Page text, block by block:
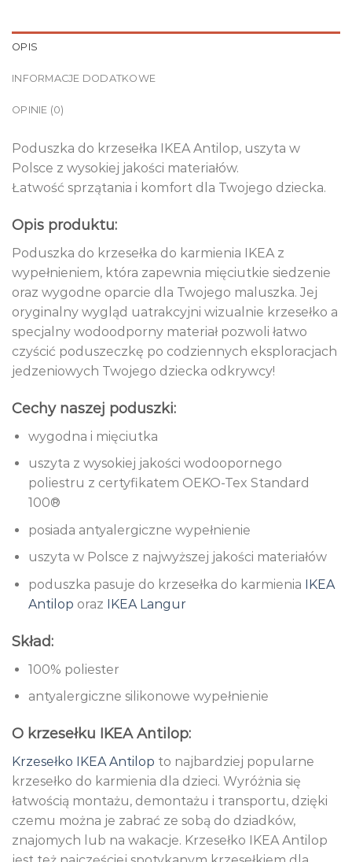
OPIS
INFORMACJE DODATKOWE
OPINIE (0)
Poduszka do krzesełka IKEA Antilop, uszyta w
Polsce z wysokiej jakości materiałów.
Łatwość sprzątania i komfort dla Twojego dziecka.
Opis produktu:
Poduszka do krzesełka do karmienia IKEA z
wypełnieniem, która zapewnia mięciutkie siedzenie
oraz wygodne oparcie dla Twojego maluszka. Jej
oryginalny wygląd uatrakcyjni wizualnie krzesełko a
specjalny wodoodporny materiał pozwoli łatwo
czyścić poduszeczkę po codziennych eksploracjach
jedzeniowych Twojego dziecka odkrywcy!
Cechy naszej poduszki:
wygodna i mięciutka
uszyta z wysokiej jakości wodoopornego
poliestru z certyfikatem OEKO-Tex Standard
100®
posiada antyalergiczne wypełnienie
uszyta w Polsce z najwyższej jakości materiałów
poduszka pasuje do krzesełka do karmienia IKEA
Antilop oraz IKEA Langur
Skład:
100% poliester
antyalergiczne silikonowe wypełnienie
O krzesełku IKEA Antilop:
Krzesełko IKEA Antilop to najbardziej popularne
krzesełko do karmienia dla dzieci. Wyróżnia się
łatwością montażu, demontażu i transportu, dzięki
czemu można je zabrać ze sobą do dziadków,
znajomych lub na wakacje. Krzesełko IKEA Antilop